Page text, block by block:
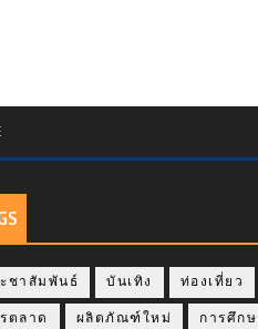
ชาสัมพันธ์ บันเทิง ท่องเที่ยว
ตลาด ผลิตภัณฑ์ใหม่ การศึกษ